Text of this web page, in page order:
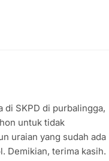
di SKPD di purbalingga,
untuk tidak
uraian yang sudah ada
Demikian, terima kasih.